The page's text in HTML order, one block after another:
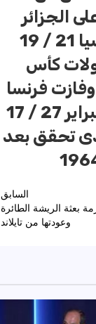
مصر على الجزائر
24 / 21 .. وفى دور الثمانية فازت مصر فى 1 فبراير على روسيا 21 / 19
كأس
العالم .. وفى نصف النهائى فازت فرنسا على مصر 24 / 21 وفازت فرنسا
بالبطولة بعد ذلك .. ثم فازت يوجوسلافيا على مصر فى 4 فبراير 27 / 17
تحقق بعد
السابق
بعثة الريشة الطائرة
وعودتها من تايلاند